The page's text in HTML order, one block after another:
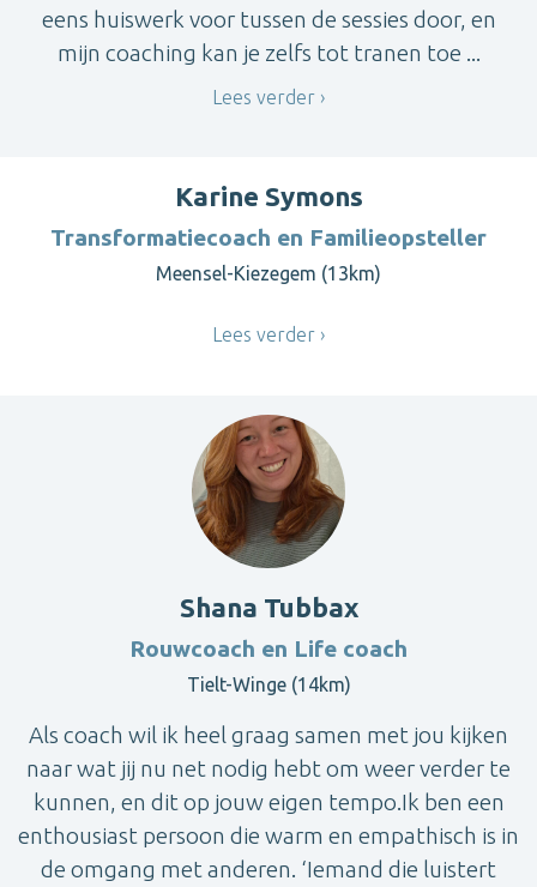
eens huiswerk voor tussen de sessies door, en
mijn coaching kan je zelfs tot tranen toe ...
Lees verder
Karine Symons
Transformatiecoach en Familieopsteller
Meensel-Kiezegem (13km)
Lees verder
Shana Tubbax
Rouwcoach en Life coach
Tielt-Winge (14km)
Als coach wil ik heel graag samen met jou kijken
naar wat jij nu net nodig hebt om weer verder te
kunnen, en dit op jouw eigen tempo.Ik ben een
enthousiast persoon die warm en empathisch is in
de omgang met anderen. ‘Iemand die luistert